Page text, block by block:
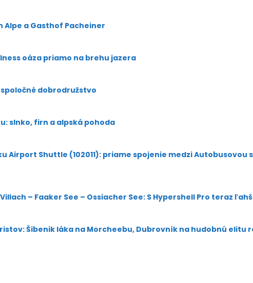
Alpe a Gasthof Pacheiner
oáza priamo na brehu jazera
dobrodružstvo
slnko, firn a alpská pohoda
Airport Shuttle (102011): priame spojenie medzi Autobusovou
– Faaker See – Ossiacher See: S Hypershell Pro teraz
Šibenik láka na Morcheebu, Dubrovník na hudobnú elitu